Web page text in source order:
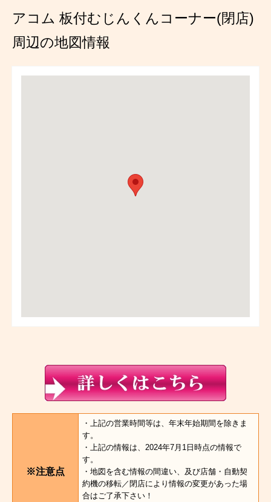
アコム 板付むじんくんコーナー(閉店)
周辺の地図情報
※注意点
・上記の営業時間等は、年末年始期間を除きま
す。
・上記の情報は、2024年7月1日時点の情報で
す。
・地図を含む情報の間違い、及び店舗・自動契
約機の移転／閉店により情報の変更があった場
合はご了承下さい！